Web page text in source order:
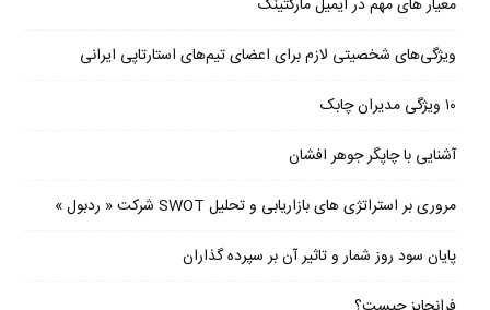
ویژگی‌های شخصیتی لازم برای اعضای تیم‌های استارتاپی ایرانی
۱۰ ویژگی مدیران چابک
آشنایی با چاپگر جوهر افشان
مروری بر استراتژی های بازاریابی و تحلیل SWOT شرکت « ردبول »
پایان سود روز شمار و تاثیر آن بر سپرده گذاران